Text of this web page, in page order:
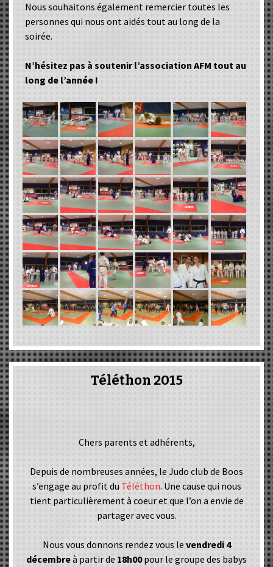
Nous souhaitons également remercier toutes les
personnes qui nous ont aidés tout au long de la
soirée.
N’hésitez pas à soutenir l’association AFM tout au
long de l’année !
Téléthon 2015
Chers parents et adhérents,
Depuis de nombreuses années, le Judo club de Boos
s’engage au profit du Téléthon. Une cause qui nous
tient particulièrement à coeur et que l’on a envie de
partager avec vous.
Nous vous donnons rendez vous le vendredi 4
décembreà partir de 18h00pour le groupe des babys